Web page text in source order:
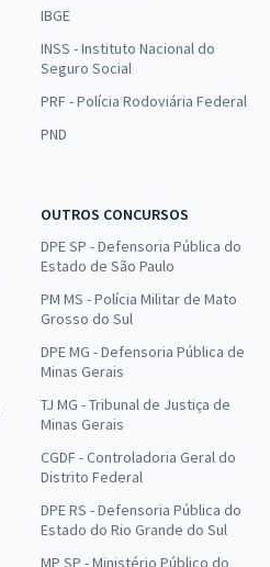
IBGE
INSS - Instituto Nacional do
Seguro Social
PRF - Polícia Rodoviária Federal
PND
OUTROS CONCURSOS
DPE SP - Defensoria Pública do
Estado de São Paulo
PM MS - Polícia Militar de Mato
Grosso do Sul
DPE MG - Defensoria Pública de
Minas Gerais
TJ MG - Tribunal de Justiça de
Minas Gerais
CGDF - Controladoria Geral do
Distrito Federal
DPE RS - Defensoria Pública do
Estado do Rio Grande do Sul
MP SP - Ministério Público do